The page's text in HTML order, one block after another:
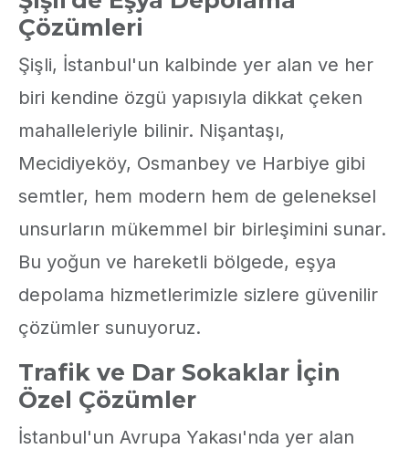
Çözümleri
Şişli, İstanbul'un kalbinde yer alan ve her
biri kendine özgü yapısıyla dikkat çeken
mahalleleriyle bilinir. Nişantaşı,
Mecidiyeköy, Osmanbey ve Harbiye gibi
semtler, hem modern hem de geleneksel
unsurların mükemmel bir birleşimini sunar.
Bu yoğun ve hareketli bölgede, eşya
depolama hizmetlerimizle sizlere güvenilir
çözümler sunuyoruz.
Trafik ve Dar Sokaklar İçin
Özel Çözümler
İstanbul'un Avrupa Yakası'nda yer alan